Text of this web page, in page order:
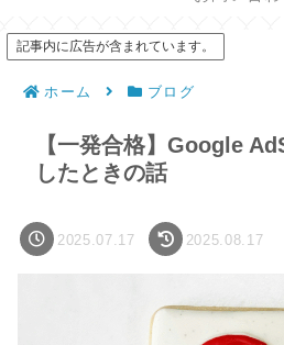
記事内に広告が含まれています。
ホーム ブログ
【一発合格】Google
したときの話
2025.07.17 2025.08.17